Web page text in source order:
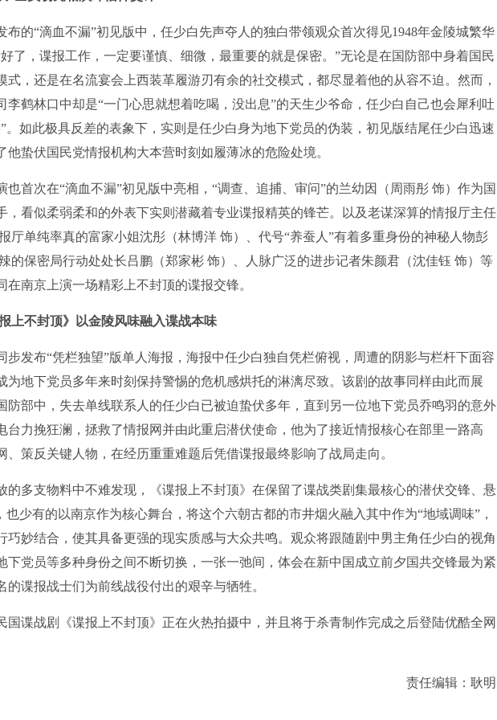
布的“滴血不漏”初见版中，任少白先声夺人的独白带领观众首次得见1948年金陵城繁华
了，谍报工作，一定要谨慎、细微，最重要的就是保密。”无论是在国防部中身着国民
式，还是在名流宴会上西装革履游刃有余的社交模式，都尽显着他的从容不迫。然而，
李鹤林口中却是“一门心思就想着吃喝，没出息”的天生少爷命，任少白自己也会犀利吐
。如此极具反差的表象下，实则是任少白身为地下党员的伪装，初见版结尾任少白迅速
他蛰伏国民党情报机构大本营时刻如履薄冰的危险处境。
也首次在“滴血不漏”初见版中亮相，“调查、追捕、审问”的兰幼因（周雨彤 饰）作为国
，看似柔弱柔和的外表下实则潜藏着专业谍报精英的锋芒。以及老谋深算的情报厅主任
厅单纯率真的富家小姐沈彤（林博洋 饰）、代号“养蚕人”有着多重身份的神秘人物彭
的保密局行动处处长吕鹏（郑家彬 饰）、人脉广泛的进步记者朱颜君（沈佳钰 饰）等
南京上演一场精彩上不封顶的谍报交锋。
上不封顶》以金陵风味融入谍战本味
步发布“凭栏独望”版单人海报，海报中任少白独自凭栏俯视，周遭的阴影与栏杆下面容
为地下党员多年来时刻保持警惕的危机感烘托的淋漓尽致。该剧的故事同样由此而展
防部中，失去单线联系人的任少白已被迫蛰伏多年，直到另一位地下党员乔鸣羽的意外
台力挽狂澜，拯救了情报网并由此重启潜伏使命，他为了接近情报核心在部里一路高
、策反关键人物，在经历重重难题后凭借谍报最终影响了战局走向。
的多支物料中不难发现，《谍报上不封顶》在保留了谍战类剧集最核心的潜伏交锋、悬
也少有的以南京作为核心舞台，将这个六朝古都的市井烟火融入其中作为“地域调味”，
巧妙结合，使其具备更强的现实质感与大众共鸣。观众将跟随剧中男主角任少白的视角
下党员等多种身份之间不断切换，一张一弛间，体会在新中国成立前夕国共交锋最为紧
谍报战士们为前线战役付出的艰辛与牺牲。
国谍战剧《谍报上不封顶》正在火热拍摄中，并且将于杀青制作完成之后登陆优酷全网
责任编辑：耿明